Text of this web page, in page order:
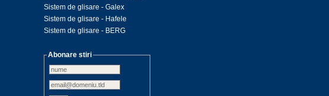
Sistem de glisare - Galex
Sistem de glisare - Hafele
Sistem de glisare - BERG
Abonare stiri